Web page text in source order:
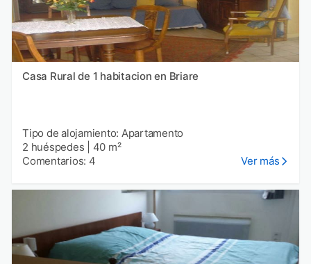
Casa Rural de 1 habitacion en Briare
Tipo de alojamiento: Apartamento
2 huéspedes
40 m²
Comentarios: 4
Ver más